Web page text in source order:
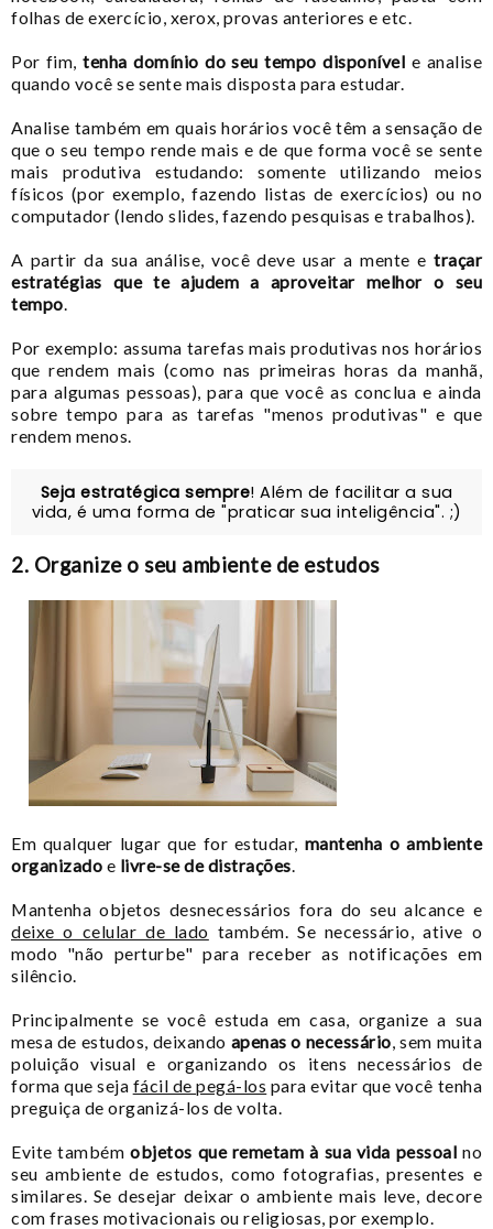
folhas de exercício, xerox, provas anteriores e etc.
Por fim,tenha domínio do seu tempo disponível e analise
quando você se sente mais disposta para estudar.
Analise também em quais horários você têm a sensação de
que o seu tempo rende mais e de que forma você se sente
mais produtiva estudando: somente utilizando meios
físicos (por exemplo, fazendo listas de exercícios) ou no
computador (lendo slides, fazendo pesquisas e trabalhos).
A partir da sua análise, você deve usar a mente e traçar
estratégias que te ajudem a aproveitar melhor o seu
tempo
Por exemplo: assuma tarefas mais produtivas nos horários
que rendem mais (como nas primeiras horas da manhã,
para algumas pessoas), para que você as conclua e ainda
sobre tempo para as tarefas "menos produtivas" e que
rendem menos.
Seja estratégica sempre! Além de facilitar a sua
vida, é uma forma de "praticar sua inteligência". ;)
2. Organize o seu ambiente de estudos
Em qualquer lugar que for estudar, mantenha o ambiente
organizado e livre-se de distrações
Mantenha objetos desnecessários fora do seu alcance e
deixe o celular de lado também. Se necessário, ative o
modo "não perturbe" para receber as notificações em
silêncio.
Principalmente se você estuda em casa, organize a sua
mesa de estudos, deixando apenas o necessário , sem muita
poluição visual e organizando os itens necessários de
forma que seja fácil de pegá-los para evitar que você tenha
preguiça de organizá-los de volta.
Evite tambémobjetos que remetam à sua vida pessoal no
seu ambiente de estudos, como fotografias, presentes e
similares. Se desejar deixar o ambiente mais leve, decore
com frases motivacionais ou religiosas, por exemplo.